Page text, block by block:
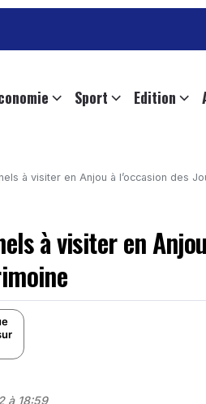
Sport Edition
à visiter en Anjou à l’occasion des
à visiter en
à 18:59